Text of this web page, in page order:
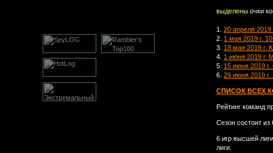
выделены очки
1. 20 апреля 2019
2. 1 мая 2019 г. 10
3. 18 мая 2019 г.
4. 1 июня 2019 г.
5. 15 июня 2019
6. 29 июня 2019 г.
СПИСОК ВСЕХ
Рейтинг команд
Сезон состоит из
6 игр высшей
лиги.